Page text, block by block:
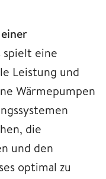
spielt eine
Leistung und
Wärmepumpen
die
und den
optimal zu